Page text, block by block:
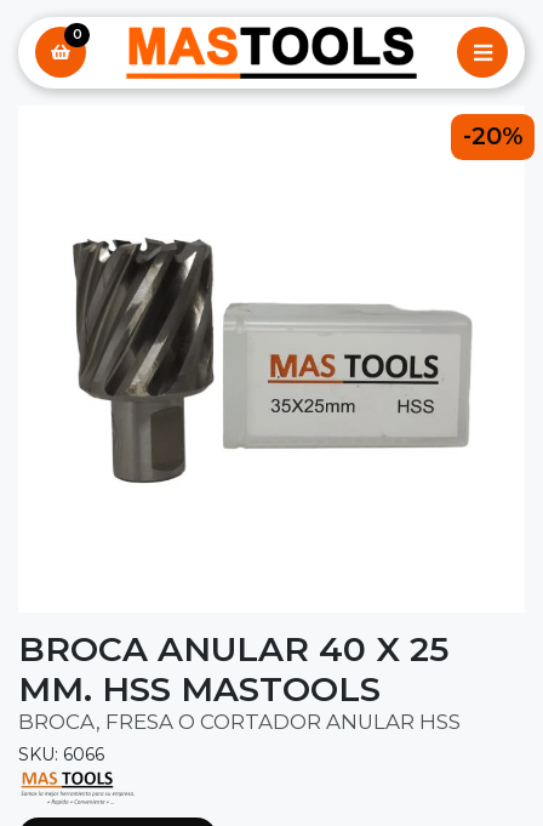
0
-20%
BROCA ANULAR 40 X 25
MM. HSS MASTOOLS
BROCA, FRESA O CORTADOR ANULAR HSS
SKU: 6066